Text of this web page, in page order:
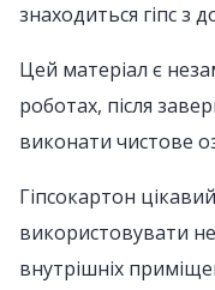
знаходиться гіпс
Цей матеріал є
роботах, після
виконати чистове
Гіпсокартон
використовувати
внутрішніх